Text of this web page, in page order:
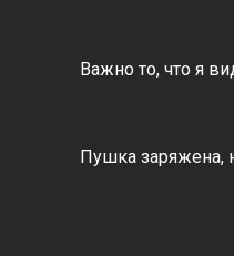
Важно то, что я
Пушка заряжена,